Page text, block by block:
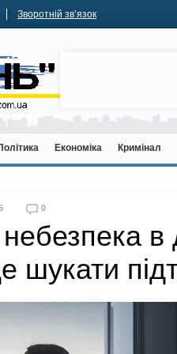
Зворотній зв’язок
Економіка Кримінал
0
в
шукати